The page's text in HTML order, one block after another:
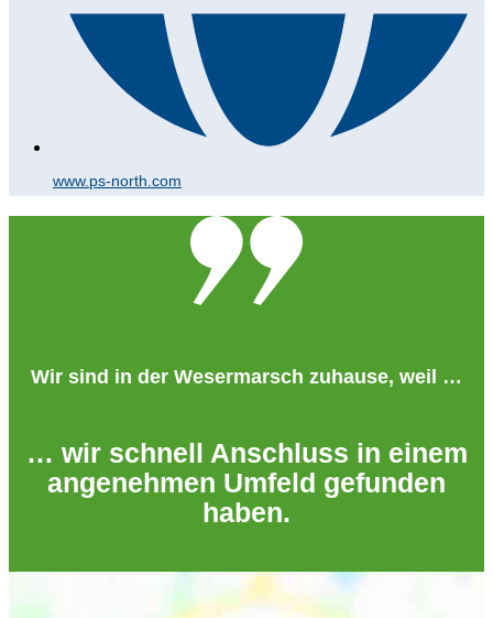
www.ps-north.com
Wir sind in der Wesermarsch zuhause, weil …
… wir schnell Anschluss in einem
angenehmen Umfeld gefunden
haben.